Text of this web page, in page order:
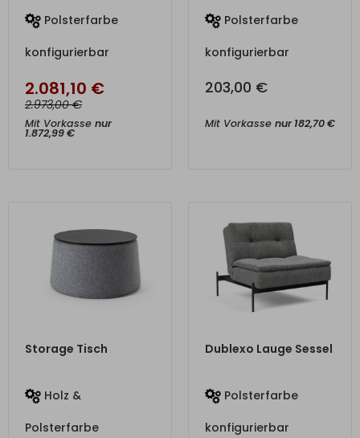
Polsterfarbe
konfigurierbar
2.081,10 €
2.973,00€
Mit Vorkasse nur
1.872,99€
Polsterfarbe
konfigurierbar
203,00 €
Mit Vorkasse nur182,70€
ZUM PRODUKT
Storage Tisch
Holz &
Polsterfarbe
Dublexo Lauge Sessel
Polsterfarbe
konfigurierbar